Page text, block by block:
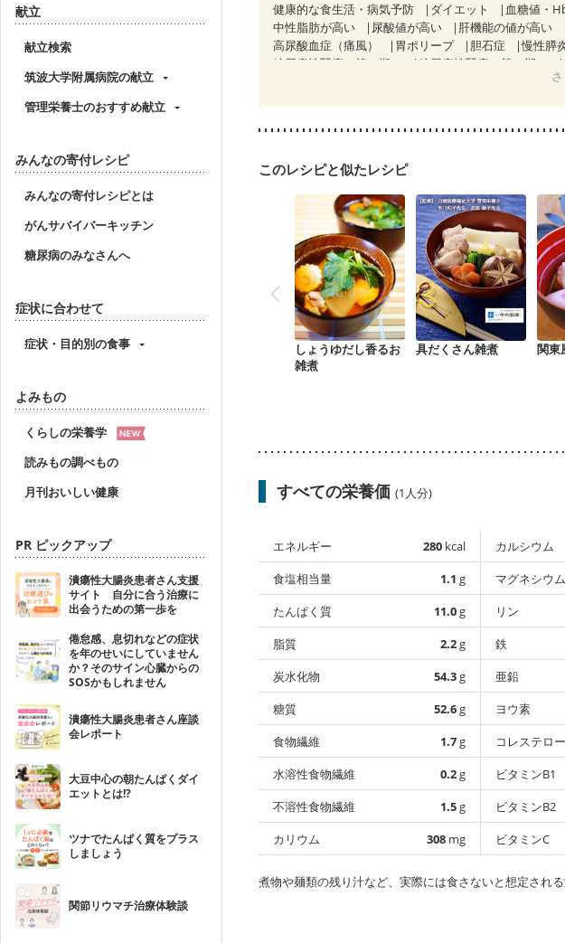
献立
献立検索
筑波大学附属病院の献立
管理栄養士のおすすめ献立
みんなの寄付レシピ
みんなの寄付レシピとは
がんサバイバーキッチン
糖尿病のみなさんへ
症状に合わせて
症状・目的別の食事
よみもの
くらしの栄養学
読みもの調べもの
月刊おいしい健康
PR ピックアップ
潰瘍性大腸炎患者さん支援
サイト 自分に合う治療に
出会うための第一歩を
倦怠感、息切れなどの症状
を年のせいにしていません
か？そのサイン心臓からの
SOSかもしれません
潰瘍性大腸炎患者さん座談
会レポート
大豆中心の朝たんぱくダイ
エットとは!?
ツナでたんぱく質をプラス
しましょう
関節リウマチ治療体験談
健康的な食生活・病気予防 ダイエット 血糖値・
中性脂肪が高い
尿酸値が高い 肝機能の値が高い
高尿酸血症（痛風）
胃ポリープ 胆石症 慢性膵
糖尿病性腎症（第１期）
糖尿病性腎症（第２期）
乳がん（ホルモン療法中
産後（母乳）
産後（混合栄養） 産後（ミルク）
このレシピと似たレシピ
しょうゆだし香るお
雑煮
具だくさん雑煮 関東
すべての栄養価 (1人分)
エネルギー 280 kcal
食塩相当量
1.1 g
たんぱく質
11.0g
脂質
2.2g
炭水化物
54.3g
糖質
52.6g
食物繊維
1.7g
水溶性食物繊維
0.2g
不溶性食物繊維
1.5g
カリウム
308 mg
カルシウム
マグネシウム
リン
鉄
亜鉛
ヨウ素
コレステロ
ビタミンB1
ビタミンB2
ビタミンC
煮物や麺類の残り汁など、実際には食さないと想定され